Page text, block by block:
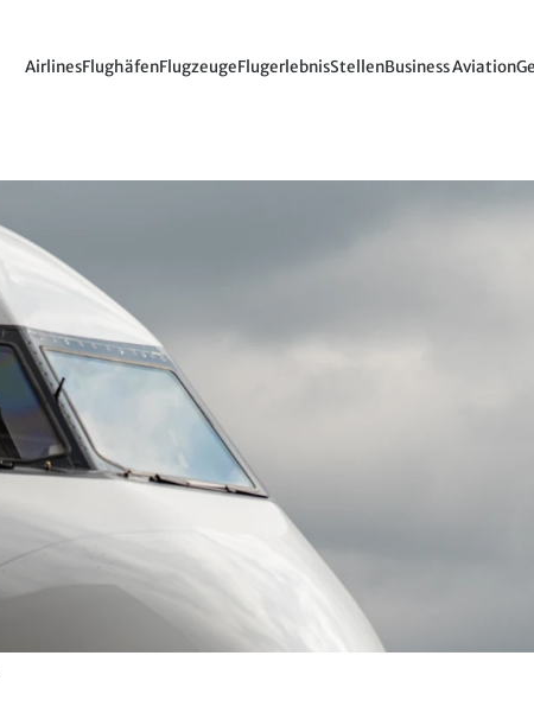
AirlinesFlughäfenFlugzeugeFlugerlebnisStellenBusiness Aviation